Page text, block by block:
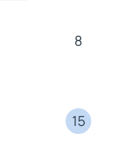
8
15